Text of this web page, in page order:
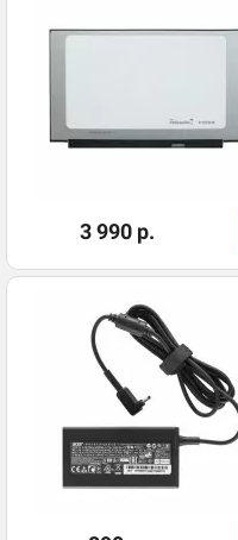
3 990 р.